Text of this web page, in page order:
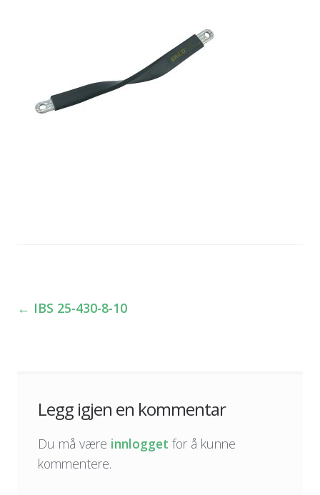
Innleggsnavigasjon
← IBS 25-430-8-10
Legg igjen en kommentar
Du må være innlogget for å kunne
kommentere.